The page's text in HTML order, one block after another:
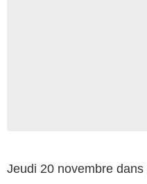
Jeudi 20 novembre dans